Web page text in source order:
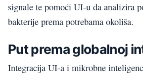
signale te pomoći UI-u da analizira
bakterije prema potrebama okoliša.
Put prema globalnoj
Integracija UI-a i mikrobne